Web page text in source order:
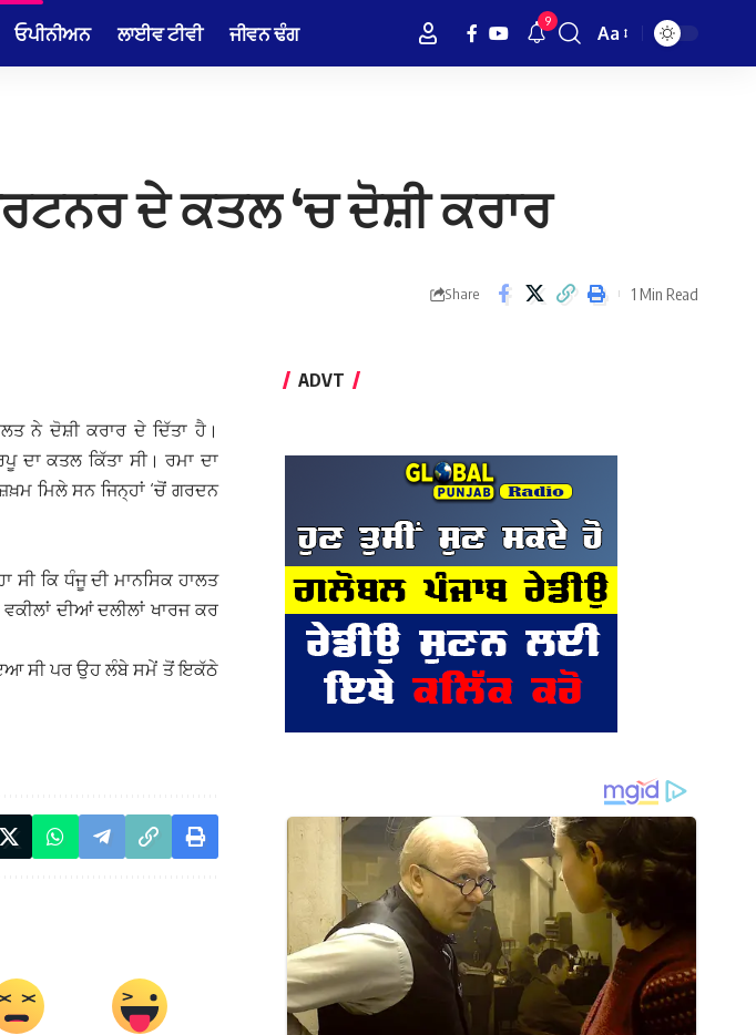
ਓਪੀਨੀਅਨ ਲਾਈਵ ਟੀਵੀ ਜੀਵਨ ਢੰਗ 9
Font
Aa
ਦੇ ਕਤਲ ‘ਚ ਦੋਸ਼ੀ ਕਰਾਰ
Share 1 Min Read
ਨੇ ਦੋਸ਼ੀ ਕਰਾਰ ਦੇ ਦਿੱਤਾ ਹੈ।
ਦਾ ਕਤਲ ਕਿੱਤਾ ਸੀ। ਰਮਾ ਦਾ
ਮਿਲੇ ਸਨ ਜਿਨ੍ਹਾਂ ‘ਚੋਂ ਗਰਦਨ
ਕਿ ਧੰਜੂ ਦੀ ਮਾਨਸਿਕ ਹਾਲਤ
ਦੀਆਂ ਦਲੀਲਾਂ ਖਾਰਜ ਕਰ
ਸੀ ਪਰ ਉਹ ਲੰਬੇ ਸਮੇਂ ਤੋਂ ਇਕੱਠੇ
ADVT